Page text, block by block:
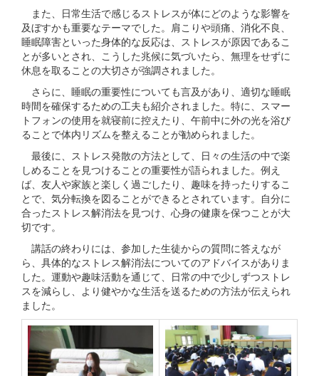
また、日常生活で感じるストレスが体にどのような影響を
及ぼすかも重要なテーマでした。肩こりや頭痛、消化不良、
睡眠障害といった身体的な反応は、ストレスが原因であるこ
とが多いとされ、こうした兆候に気づいたら、無理をせずに
休息を取ることの大切さが強調されました。
さらに、睡眠の重要性についても言及があり、適切な睡眠
時間を確保するための工夫も紹介されました。特に、スマー
トフォンの使用を就寝前に控えたり、午前中に外の光を浴び
ることで体内リズムを整えることが勧められました。
最後に、ストレス発散の方法として、日々の生活の中で楽
しめることを見つけることの重要性が語られました。例え
ば、友人や家族と楽しく過ごしたり、趣味を持ったりするこ
とで、気分転換を図ることができるとされています。自分に
合ったストレス解消法を見つけ、心身の健康を保つことが大
切です。
講話の終わりには、参加した生徒からの質問に答えなが
ら、具体的なストレス解消法についてのアドバイスがありま
した。運動や趣味活動を通じて、日常の中で少しずつストレ
スを減らし、より健やかな生活を送るための方法が伝えられ
ました。